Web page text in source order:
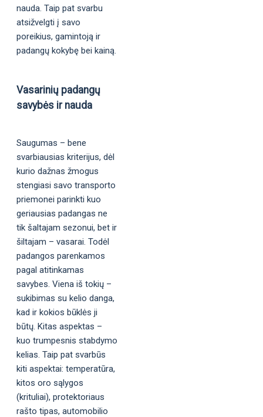
nauda. Taip pat svarbu
atsižvelgti į savo
poreikius, gamintoją ir
padangų kokybę bei kainą.
Vasarinių padangų
savybės ir nauda
Saugumas – bene
svarbiausias kriterijus, dėl
kurio dažnas žmogus
stengiasi savo transporto
priemonei parinkti kuo
geriausias padangas ne
tik šaltajam sezonui, bet ir
šiltajam – vasarai. Todėl
padangos parenkamos
pagal atitinkamas
savybes. Viena iš tokių –
sukibimas su kelio danga,
kad ir kokios būklės ji
būtų. Kitas aspektas –
kuo trumpesnis stabdymo
kelias. Taip pat svarbūs
kiti aspektai: temperatūra,
kitos oro sąlygos
(krituliai), protektoriaus
rašto tipas, automobilio